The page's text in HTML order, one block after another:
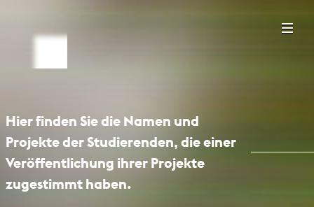
Hier finden Sie die Namen und
Projekte der Studierenden, die einer
Veröffentlichung ihrer Projekte
zugestimmt haben.